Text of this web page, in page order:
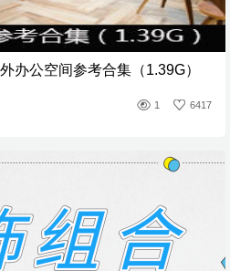
办公空间参考合集（1.39G）
1 6417